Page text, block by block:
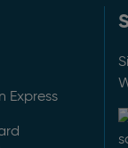
Express